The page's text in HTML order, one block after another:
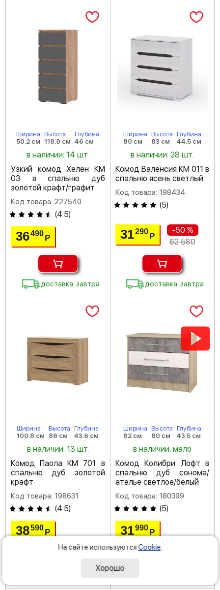
Ширина
50.2 см
Высота
118.8 см
Глубина
46 см
в наличии: 14 шт.
Узкий комод Хелен КМ
03 в спальню дуб
золотой крафт/графит
Код товара: 227540
(4.5)
36490Р
доставка: завтра
Ширина
80 см
Высота
83 см
Глубина
44.5 см
в наличии: 28 шт.
Комод Валенсия КМ 011 в
спальню ясень светлый
Код товара: 198434
(5)
31290 Р
-50 %
62 580
доставка: завтра
Ширина
100.8 см
Высота
86 см
Глубина
43.6 см
в наличии: 13 шт.
Комод Паола КМ 701 в
спальню дуб золотой
крафт
Код товара: 198631
(4.5)
38590Р
Ширина
82 см
Высота
80 см
Глубина
43.5 см
в наличии: мало
Комод Колибри Лофт в
спальню дуб сонома/
ателье светлое/белый
Код товара: 180399
(5)
31990Р
На сайте используются Cookie
Хорошо